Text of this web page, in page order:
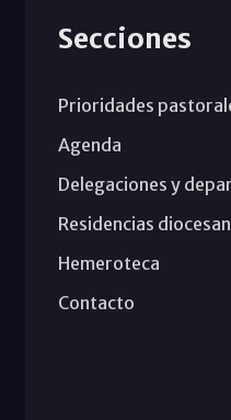
Secciones
Prioridades
Agenda
Delegaciones y
Residencias
Hemeroteca
Contacto